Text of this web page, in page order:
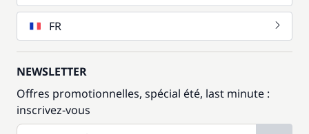
FR
NEWSLETTER
Offres promotionnelles, spécial été, last minute :
inscrivez-vous